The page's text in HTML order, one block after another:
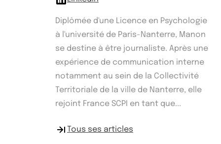
Diplômée d'une Licence en Psychologie
à l'université de Paris-Nanterre, Manon
se destine à être journaliste. Après une
expérience de communication interne
notamment au sein de la Collectivité
Territoriale de la ville de Nanterre, elle
rejoint France SCPI en tant que...
Tous ses articles